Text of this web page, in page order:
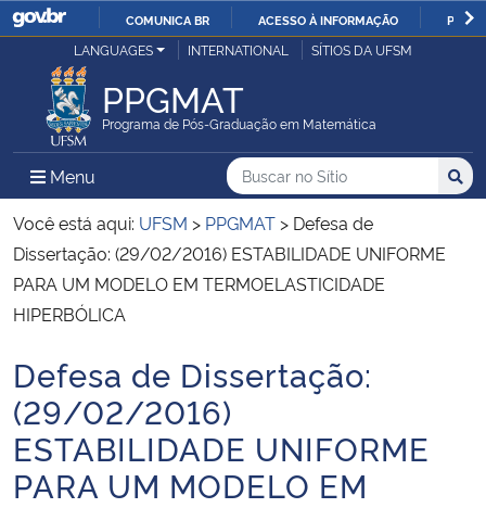
IR
COMUNICA BR ACESSO À INFORMAÇÃO
Ministério da Justiça e Segurança Pública
Ministério da Defesa
Ministério das Relações Exteriores
Ministério da Economia
Ministério da Agricultura, Pecuária e Abastecimento
Ministério da Educação
Ministério da Cidadania
LANGUAGES INTERNATIONAL SÍTIOS DA UFSM
PPGMAT
Programa de Pós-Graduação em Matemática
Menu Menu Principal do Sítio
Busca
Buscar no no Sítio
Busca:
Você está aqui: UFSM > PPGMAT > Defesa de
Dissertação: (29/02/2016) ESTABILIDADE UNIFORME
PARA UM MODELO EM TERMOELASTICIDADE
HIPERBÓLICA
Início do conteúdo
Defesa de Dissertação:
(29/02/2016)
ESTABILIDADE UNIFORME
PARA UM MODELO EM